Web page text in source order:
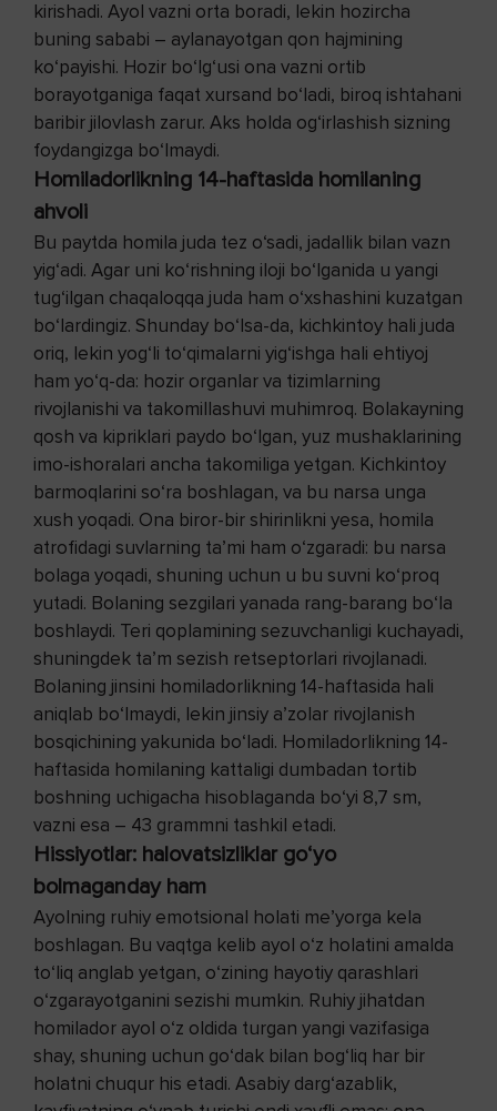
kirishadi. Ayol vazni orta boradi, lekin hozircha
buning sababi – aylanayotgan qon hajmining
ko‘payishi. Hozir bo‘lg‘usi ona vazni ortib
borayotganiga faqat xursand bo‘ladi, biroq ishtahani
baribir jilovlash zarur. Aks holda og‘irlashish sizning
foydangizga bo‘lmaydi.
Homiladorlikning 14-haftasida homilaning
ahvoli
Bu paytda homila juda tez o‘sadi, jadallik bilan vazn
yig‘adi. Agar uni ko‘rishning iloji bo‘lganida u yangi
tug‘ilgan chaqaloqqa juda ham o‘xshashini kuzatgan
bo‘lardingiz. Shunday bo‘lsa-da, kichkintoy hali juda
oriq, lekin yog‘li to‘qimalarni yig‘ishga hali ehtiyoj
ham yo‘q-da: hozir organlar va tizimlarning
rivojlanishi va takomillashuvi muhimroq. Bolakayning
qosh va kipriklari paydo bo‘lgan, yuz mushaklarining
imo-ishoralari ancha takomiliga yetgan. Kichkintoy
barmoqlarini so‘ra boshlagan, va bu narsa unga
xush yoqadi. Ona biror-bir shirinlikni yesa, homila
atrofidagi suvlarning ta’mi ham o‘zgaradi: bu narsa
bolaga yoqadi, shuning uchun u bu suvni ko‘proq
yutadi. Bolaning sezgilari yanada rang-barang bo‘la
boshlaydi. Teri qoplamining sezuvchanligi kuchayadi,
shuningdek ta’m sezish retseptorlari rivojlanadi.
Bolaning jinsini homiladorlikning 14-haftasida hali
aniqlab bo‘lmaydi, lekin jinsiy a’zolar rivojlanish
bosqichining yakunida bo‘ladi. Homiladorlikning 14-
haftasida homilaning kattaligi dumbadan tortib
boshning uchigacha hisoblaganda bo‘yi 8,7 sm,
vazni esa – 43 grammni tashkil etadi.
Hissiyotlar: halovatsizliklar go‘yo
bolmaganday ham
Ayolning ruhiy emotsional holati me’yorga kela
boshlagan. Bu vaqtga kelib ayol o‘z holatini amalda
to‘liq anglab yetgan, o‘zining hayotiy qarashlari
o‘zgarayotganini sezishi mumkin. Ruhiy jihatdan
homilador ayol o‘z oldida turgan yangi vazifasiga
shay, shuning uchun go‘dak bilan bog‘liq har bir
holatni chuqur his etadi. Asabiy darg‘azablik,